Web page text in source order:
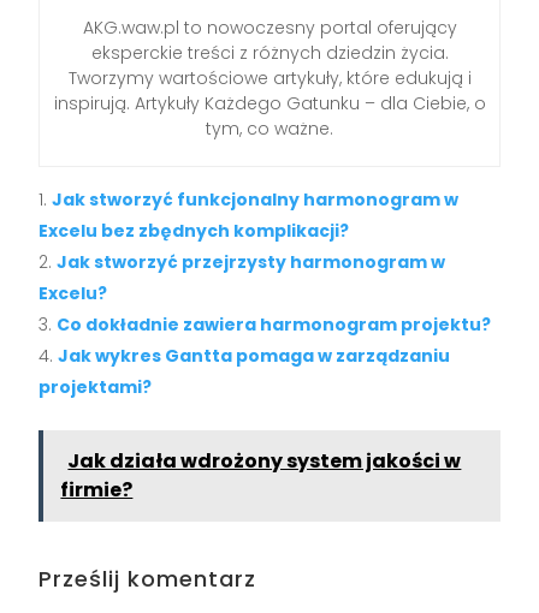
AKG.waw.pl to nowoczesny portal oferujący
eksperckie treści z różnych dziedzin życia.
Tworzymy wartościowe artykuły, które edukują i
inspirują. Artykuły Każdego Gatunku – dla Ciebie, o
tym, co ważne.
Jak stworzyć funkcjonalny harmonogram w
Excelu bez zbędnych komplikacji?
Jak stworzyć przejrzysty harmonogram w
Excelu?
Co dokładnie zawiera harmonogram projektu?
Jak wykres Gantta pomaga w zarządzaniu
projektami?
Jak działa wdrożony system jakości w
firmie?
Prześlij komentarz